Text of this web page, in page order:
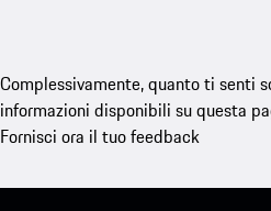
Complessivamente, quanto ti senti
informazioni disponibili su questa
Fornisci ora il tuo feedback